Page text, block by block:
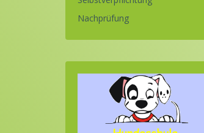
Nachprüfung